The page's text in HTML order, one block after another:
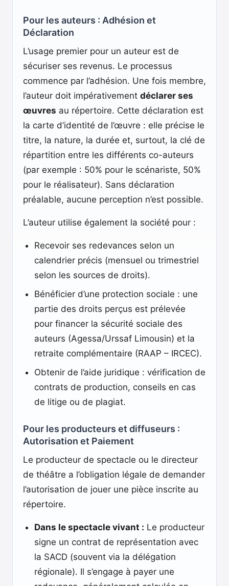
Pour les auteurs : Adhésion et
Déclaration
L’usage premier pour un auteur est de
sécuriser ses revenus. Le processus
commence par l’adhésion. Une fois membre,
l’auteur doit impérativement déclarer ses
œuvres au répertoire. Cette déclaration est
la carte d’identité de l’œuvre : elle précise le
titre, la nature, la durée et, surtout, la clé de
répartition entre les différents co-auteurs
(par exemple : 50% pour le scénariste, 50%
pour le réalisateur). Sans déclaration
préalable, aucune perception n’est possible.
L’auteur utilise également la société pour :
Recevoir ses redevances selon un
calendrier précis (mensuel ou trimestriel
selon les sources de droits).
Bénéficier d’une protection sociale : une
partie des droits perçus est prélevée
pour financer la sécurité sociale des
auteurs (Agessa/Urssaf Limousin) et la
retraite complémentaire (RAAP – IRCEC).
Obtenir de l’aide juridique : vérification de
contrats de production, conseils en cas
de litige ou de plagiat.
Pour les producteurs et diffuseurs :
Autorisation et Paiement
Le producteur de spectacle ou le directeur
de théâtre a l’obligation légale de demander
l’autorisation de jouer une pièce inscrite au
répertoire.
Dans le spectacle vivant : Le producteur
signe un contrat de représentation avec
la SACD (souvent via la délégation
régionale). Il s’engage à payer une